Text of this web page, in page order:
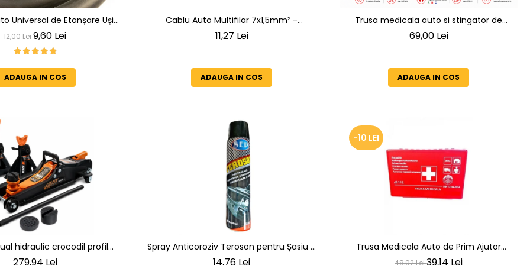
Universal de Etanșare Uși
la intemperii, raze UV,
și temperaturi extreme
12,00 Lei9,60 Lei
ADAUGA IN COS
Cablu Auto Multifilar 7x1,5mm² -
Rezistent și Flexibil pentru Remorci 12V-
11,27 Lei
ADAUGA IN COS
Trusa medicala auto si stingator de
incendiu pentru siguranta rutiera
69,00 Lei
ADAUGA IN COS
hidraulic crocodil profil
2 roti pivotante, 80-
Spray Anticoroziv Teroson pentru Șasiu –
Retuș Defecte, Revopsibil Durabil
-10 LEI
Trusa Medicala Auto de Prim Ajutor
Omologata RAR si DIN, Valabilitate 5 Ani
48,92 Lei